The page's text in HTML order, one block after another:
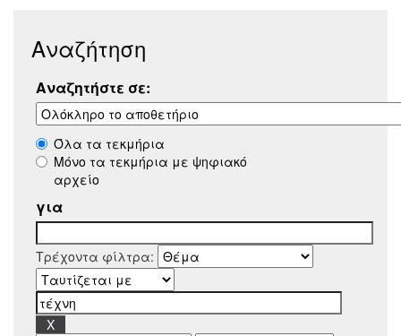
Αναζήτηση
Αναζητήστε σε:
Όλα τα τεκμήρια
Μόνο τα τεκμήρια με ψηφιακό
αρχείο
για
Τρέχοντα φίλτρα: